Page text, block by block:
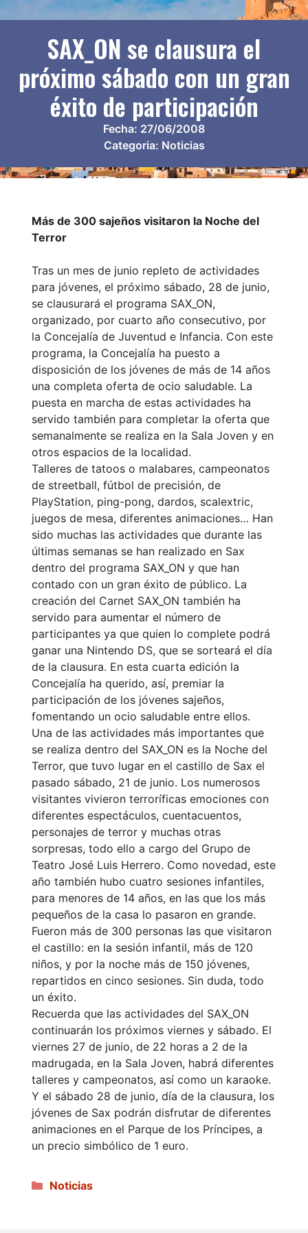
SAX_ON se clausura el
próximo sábado con un gran
éxito de participación
Fecha: 27/06/2008
Categoria: Noticias
Más de 300 sajeños visitaron la Noche del
Terror
Tras un mes de junio repleto de actividades
para jóvenes, el próximo sábado, 28 de junio,
se clausurará el programa SAX_ON,
organizado, por cuarto año consecutivo, por
la Concejalía de Juventud e Infancia. Con este
programa, la Concejalía ha puesto a
disposición de los jóvenes de más de 14 años
una completa oferta de ocio saludable. La
puesta en marcha de estas actividades ha
servido también para completar la oferta que
semanalmente se realiza en la Sala Joven y en
otros espacios de la localidad.
Talleres de tatoos o malabares, campeonatos
de streetball, fútbol de precisión, de
PlayStation, ping-pong, dardos, scalextric,
juegos de mesa, diferentes animaciones… Han
sido muchas las actividades que durante las
últimas semanas se han realizado en Sax
dentro del programa SAX_ON y que han
contado con un gran éxito de público. La
creación del Carnet SAX_ON también ha
servido para aumentar el número de
participantes ya que quien lo complete podrá
ganar una Nintendo DS, que se sorteará el día
de la clausura. En esta cuarta edición la
Concejalía ha querido, así, premiar la
participación de los jóvenes sajeños,
fomentando un ocio saludable entre ellos.
Una de las actividades más importantes que
se realiza dentro del SAX_ON es la Noche del
Terror, que tuvo lugar en el castillo de Sax el
pasado sábado, 21 de junio. Los numerosos
visitantes vivieron terroríficas emociones con
diferentes espectáculos, cuentacuentos,
personajes de terror y muchas otras
sorpresas, todo ello a cargo del Grupo de
Teatro José Luis Herrero. Como novedad, este
año también hubo cuatro sesiones infantiles,
para menores de 14 años, en las que los más
pequeños de la casa lo pasaron en grande.
Fueron más de 300 personas las que visitaron
el castillo: en la sesión infantil, más de 120
niños, y por la noche más de 150 jóvenes,
repartidos en cinco sesiones. Sin duda, todo
un éxito.
Recuerda que las actividades del SAX_ON
continuarán los próximos viernes y sábado. El
viernes 27 de junio, de 22 horas a 2 de la
madrugada, en la Sala Joven, habrá diferentes
talleres y campeonatos, así como un karaoke.
Y el sábado 28 de junio, día de la clausura, los
jóvenes de Sax podrán disfrutar de diferentes
animaciones en el Parque de los Príncipes, a
un precio simbólico de 1 euro.
Categorías
Noticias